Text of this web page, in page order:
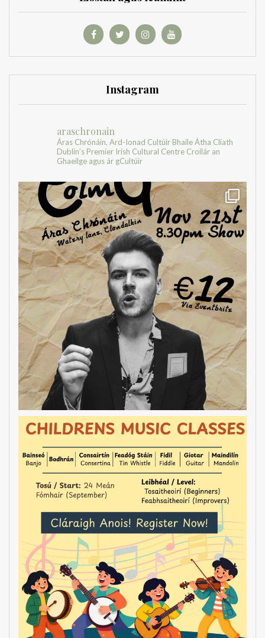
Instagram
araschronain
Áras Chrónáin, Ard-Ionad Cultúir Bhaile Átha Cliath
Dublin’s Premier Irish Cultural Centre Croílár an
Ghaeilge agus ár gCultúir